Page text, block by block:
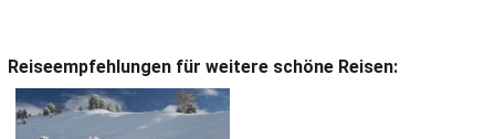
Reiseempfehlungen für weitere schöne Reisen: